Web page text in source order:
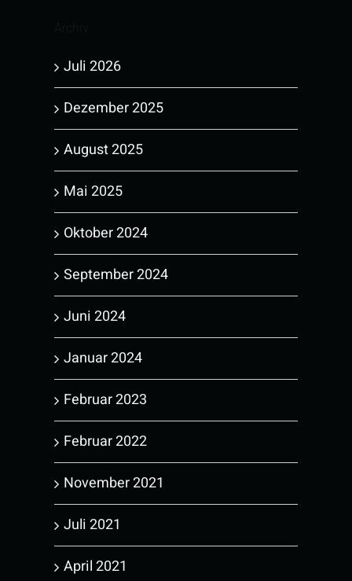
Juli 2026
Dezember 2025
August 2025
Mai 2025
Oktober 2024
September 2024
Juni 2024
Januar 2024
Februar 2023
Februar 2022
November 2021
Juli 2021
April 2021